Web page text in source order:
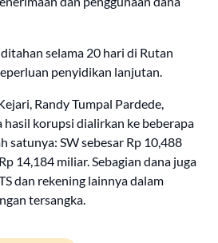
selama 20 hari di Rutan
penyidikan lanjutan.
Randy Tumpal Pardede,
hasil korupsi dialirkan ke beberapa
satunya: SW sebesar Rp 10,488
14,184 miliar. Sebagian dana juga
dan rekening lainnya dalam
tersangka.